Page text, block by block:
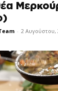
- 2 Αυγούστου,